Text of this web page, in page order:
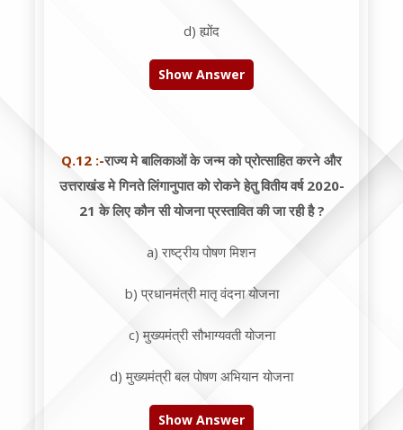
d) ह्योंद
Show Answer
Q.12 :-राज्य मे बालिकाओं के जन्म को प्रोत्साहित करने और
उत्तराखंड मे गिनते लिंगानुपात को रोकने हेतु वितीय वर्ष 2020-
21 के लिए कौन सी योजना प्रस्तावित की जा रही है ?
a) राष्ट्रीय पोषण मिशन
b) प्रधानमंत्री मातृ वंदना योजना
c) मुख्यमंत्री सौभाग्यवती योजना
d) मुख्यमंत्री बल पोषण अभियान योजना
Show Answer